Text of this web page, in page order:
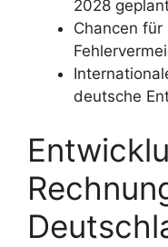
2028
Chancen für
deutsche